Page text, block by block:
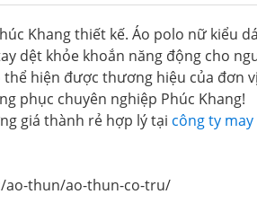
Khang thiết kế. Áo polo nữ kiểu
dệt khỏe khoắn năng động cho
hiện được thương hiệu của đơn
phục chuyên nghiệp Phúc Khang!
giá thành rẻ hợp lý tại công ty
ao-thun/ao-thun-co-tru/